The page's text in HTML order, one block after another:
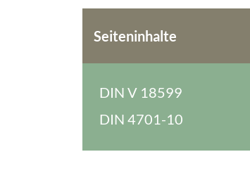
Seiteninhalte
DIN V 18599
DIN 4701-10